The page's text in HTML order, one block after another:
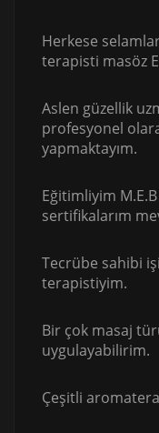
Herkese
terapisti masöz
Aslen güzellik
profesyonel
yapmaktayım.
Eğitimliyim
sertifikalarım
Tecrübe sahibi
terapistiyim.
Bir çok masaj
uygulayabilirim.
Çeşitli